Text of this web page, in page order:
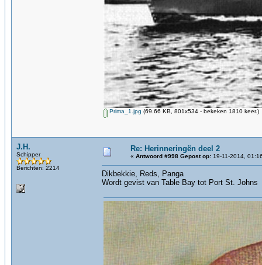
Prima_1.jpg (69.66 KB, 801x534 - bekeken 1810 keer.)
J.H.
Schipper
Berichten: 2214
Re: Herinneringën deel 2
« Antwoord #998 Gepost op: 19-11-2014,
Dikbekkie, Reds, Panga
Wordt gevist van Table Bay tot Port St. Johns